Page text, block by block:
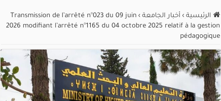
الرئيسية › أخبار الجامعة ›
Transmission de l’arrêté n°023 du 09 juin
2026 modifiant l’arrêté n°1165 du 04 octobre 2025 relatif à la gestion
pédagogique